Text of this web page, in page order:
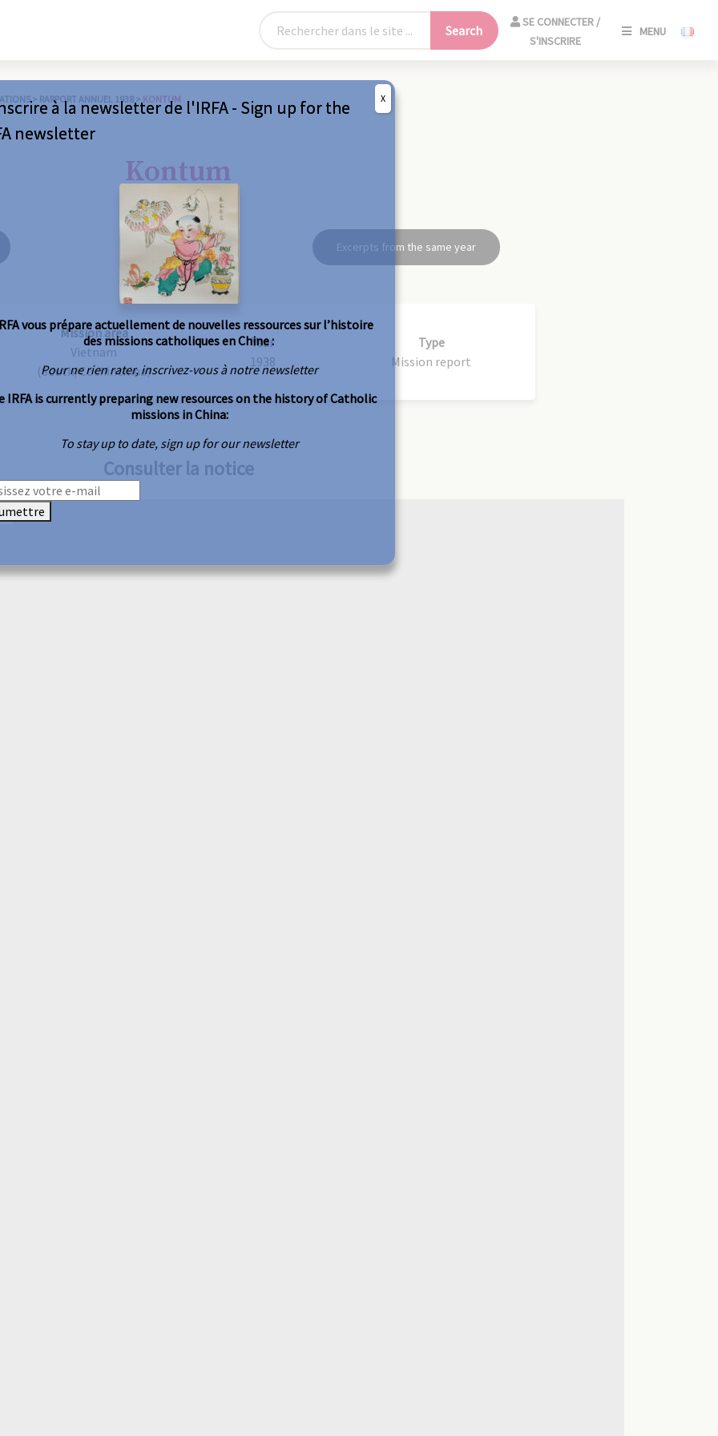
Search
SE CONNECTER /
S'INSCRIRE
MENU
> RAPPORT ANNUEL 1938 > KONTUM
Kontum
Excerpts from the same year
Mission area
Vietnam
(South/Cochinchina)
Year
1938
Type
Mission report
Consulter la notice
à la newsletter de l'IRFA - Sign up for the
newsletter
vous prépare actuellement de nouvelles ressources sur l’histoire
des missions catholiques en Chine :
Pour ne rien rater, inscrivez-vous à notre newsletter
IRFA is currently preparing new resources on the history of Catholic
missions in China:
To stay up to date, sign up for our newsletter
X